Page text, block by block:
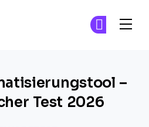
–
Test 2026